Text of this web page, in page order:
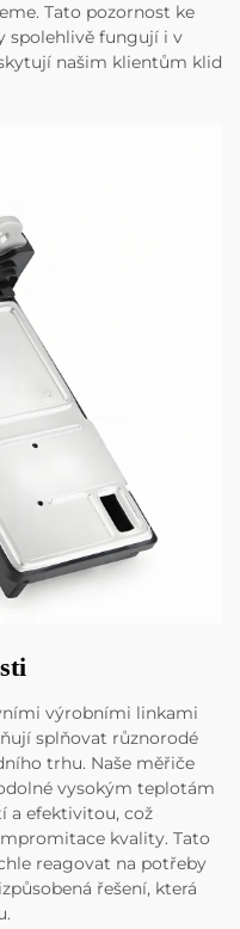
Tato pozornost ke
spolehlivě fungují i v
našim klientům klid
výrobními linkami
splňovat různorodé
trhu. Naše měřiče
vysokým teplotám
a efektivitou, což
kvality. Tato
reagovat na potřeby
řešení, která